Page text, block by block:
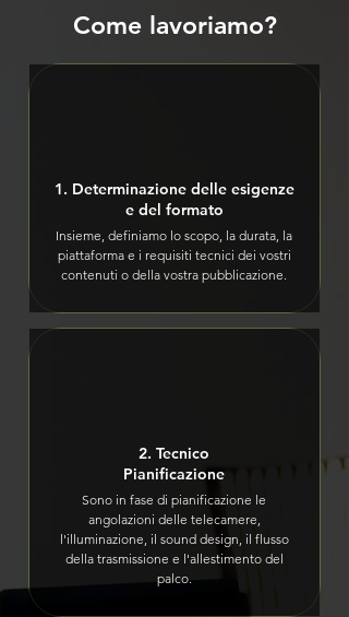
Come lavoriamo?
1. Determinazione delle esigenze
e del formato
Insieme, definiamo lo scopo, la durata, la
piattaforma e i requisiti tecnici dei vostri
contenuti o della vostra pubblicazione.
2. Tecnico
Pianificazione
Sono in fase di pianificazione le
angolazioni delle telecamere,
l'illuminazione, il sound design, il flusso
della trasmissione e l'allestimento del
palco.